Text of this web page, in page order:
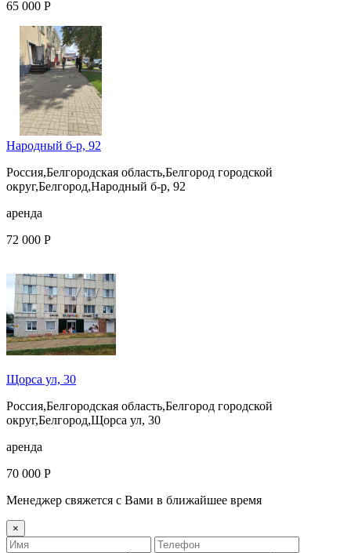
65 000 Р
Народный б-р, 92
Россия,Белгородская область,Белгород городской
округ,Белгород,Народный б-р, 92
аренда
72 000 Р
Щорса ул, 30
Россия,Белгородская область,Белгород городской
округ,Белгород,Щорса ул, 30
аренда
70 000 Р
Менеджер свяжется с Вами в ближайшее время
×